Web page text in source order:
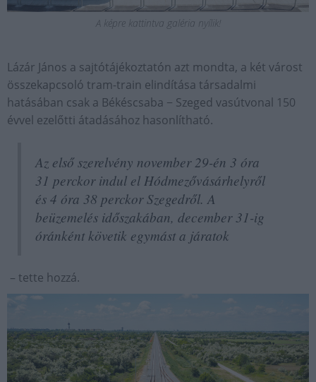
A képre kattintva galéria nyílik!
Lázár János a sajtótájékoztatón azt mondta, a két várost
összekapcsoló tram-train elindítása társadalmi
hatásában csak a Békéscsaba − Szeged vasútvonal 150
évvel ezelőtti átadásához hasonlítható.
Az első szerelvény november 29-én 3 óra
31 perckor indul el Hódmezővásárhelyről
és 4 óra 38 perckor Szegedről. A
beüzemelés időszakában, december 31-ig
óránként követik egymást a járatok
– tette hozzá.